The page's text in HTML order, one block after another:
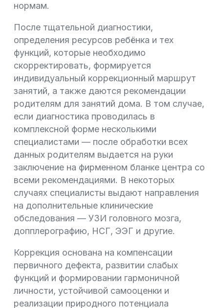
нормам.
После тщательной диагностики,
определения ресурсов ребёнка и тех
функций, которые необходимо
скорректировать, формируется
индивидуальный коррекционный маршрут
занятий, а также даются рекомендации
родителям для занятий дома. В том случае,
если диагностика проводилась в
комплексной форме несколькими
специалистами — после обработки всех
данных родителям выдается на руки
заключение на фирменном бланке центра со
всеми рекомендациями. В некоторых
случаях специалисты выдают направления
на дополнительные клинические
обследования — УЗИ головного мозга,
допплерографию, НСГ, ЭЭГ и другие.
Коррекция основана на компенсации
первичного дефекта, развитии слабых
функций и формировании гармоничной
личности, устойчивой самооценки и
реализации природного потенциала